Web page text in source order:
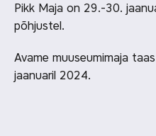
Pikk Maja on 29.-30.
põhjustel.
Avame muuseumimaja
jaanuaril 2024.